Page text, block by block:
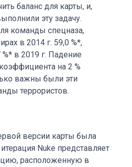
баланс для карты, и,
эту задачу.
команды спецназа,
в 2014 г. 59,0 %*,
в 2019 г. Падение
на 2 %
важны были эти
террористов.
версии карты была
Nuke представляет
расположенную в